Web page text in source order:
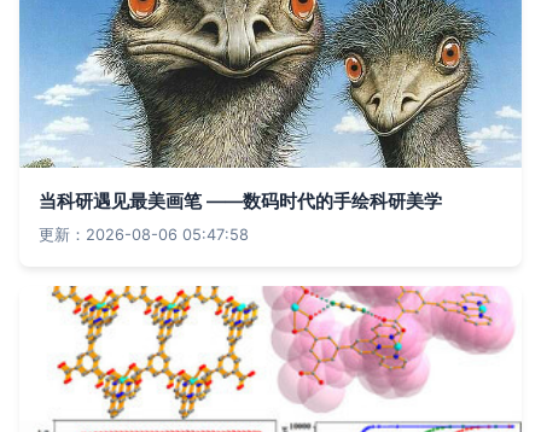
当科研遇见最美画笔 ——数码时代的手绘科研美学
更新：2026-08-06 05:47:58